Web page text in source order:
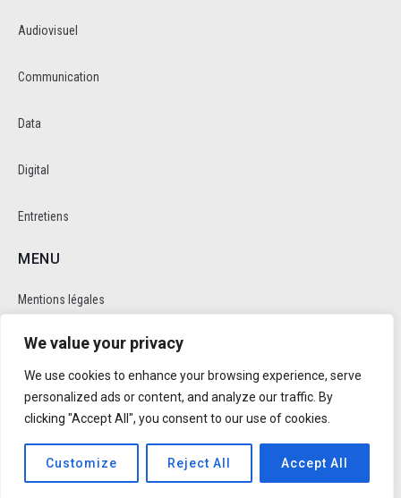
We value your privacy
We use cookies to enhance your browsing experience, serve
personalized ads or content, and analyze our traffic. By
clicking "Accept All", you consent to our use of cookies.
Customize Reject All Accept All
Audiovisuel
Communication
Data
Digital
Entretiens
MENU
Mentions légales
Politique de cookie et de confidentalité
RÉSEAUX SOCIAUX
Réalisé parTrusty Studio